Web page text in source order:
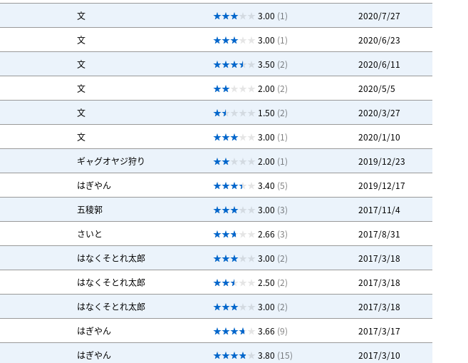
文 3.00 (1)
2020/7/27
文 3.00 (1)
2020/6/23
文 3.50 (2)
2020/6/11
文 2.00 (2)
2020/5/5
文 1.50 (2)
2020/3/27
文 3.00 (1)
2020/1/10
ギャグオヤジ狩り 2.00 (1)
2019/12/23
はぎやん 3.40 (5)
2019/12/17
五稜郭 3.00 (3)
2017/11/4
さいと 2.66 (3)
2017/8/31
はなくそとれ太郎 3.00 (2)
2017/3/18
はなくそとれ太郎 2.50 (2)
2017/3/18
はなくそとれ太郎 3.00 (2)
2017/3/18
はぎやん 3.66 (9)
2017/3/17
はぎやん 3.80 (15)
2017/3/10